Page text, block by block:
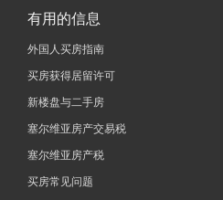
有用的信息
外国人买房指南
买房获得居留许可
新楼盘与二手房
塞尔维亚房产交易税
塞尔维亚房产税
买房常见问题